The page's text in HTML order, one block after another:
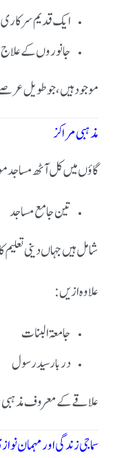
ایک قدیم سرکاری
جانوروں کے
موجود ہیں، جو طویل
مذہبی مراکز
گاؤں میں کل آٹھ مساجد
تین جامع مساجد
شامل ہیں جہاں دینی تعلیم
علاوہ ازیں:
جامعۃ البنات
دربار سید رسول
علاقے کے معروف مذہبی
سماجی زندگی اور مہمان